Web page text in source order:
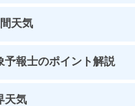
天気
予報士のポイント解説
天気